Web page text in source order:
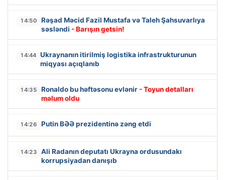
14:50
Rəşad Məcid Fazil Mustafa və Taleh Şahsuvarlıya
səsləndi - Barışın getsin!
14:44 Ukraynanın itirilmiş logistika infrastrukturunun
miqyası açıqlanıb
14:35 Ronaldo bu həftəsonu evlənir - Toyun detalları
məlum oldu
14:26 Putin BƏƏ prezidentinə zəng etdi
14:23
Ali Radanın deputatı Ukrayna ordusundakı
korrupsiyadan danışıb